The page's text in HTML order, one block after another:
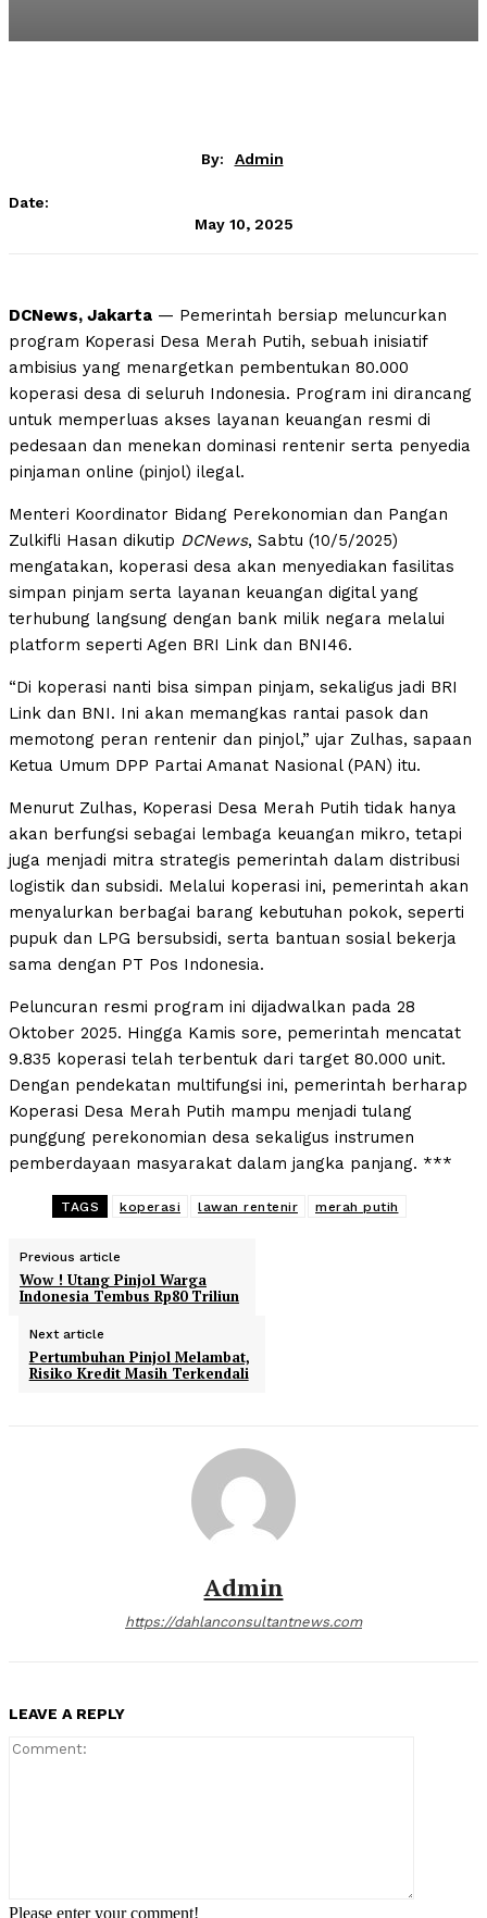
By: Admin
Date:
May 10, 2025
DCNews, Jakarta — Pemerintah bersiap meluncurkan
program Koperasi Desa Merah Putih, sebuah inisiatif
ambisius yang menargetkan pembentukan 80.000
koperasi desa di seluruh Indonesia. Program ini dirancang
untuk memperluas akses layanan keuangan resmi di
pedesaan dan menekan dominasi rentenir serta penyedia
pinjaman online (pinjol) ilegal.
Menteri Koordinator Bidang Perekonomian dan Pangan
Zulkifli Hasan dikutip DCNews, Sabtu (10/5/2025)
mengatakan, koperasi desa akan menyediakan fasilitas
simpan pinjam serta layanan keuangan digital yang
terhubung langsung dengan bank milik negara melalui
platform seperti Agen BRI Link dan BNI46.
“Di koperasi nanti bisa simpan pinjam, sekaligus jadi BRI
Link dan BNI. Ini akan memangkas rantai pasok dan
memotong peran rentenir dan pinjol,” ujar Zulhas, sapaan
Ketua Umum DPP Partai Amanat Nasional (PAN) itu.
Menurut Zulhas, Koperasi Desa Merah Putih tidak hanya
akan berfungsi sebagai lembaga keuangan mikro, tetapi
juga menjadi mitra strategis pemerintah dalam distribusi
logistik dan subsidi. Melalui koperasi ini, pemerintah akan
menyalurkan berbagai barang kebutuhan pokok, seperti
pupuk dan LPG bersubsidi, serta bantuan sosial bekerja
sama dengan PT Pos Indonesia.
Peluncuran resmi program ini dijadwalkan pada 28
Oktober 2025. Hingga Kamis sore, pemerintah mencatat
9.835 koperasi telah terbentuk dari target 80.000 unit.
Dengan pendekatan multifungsi ini, pemerintah berharap
Koperasi Desa Merah Putih mampu menjadi tulang
punggung perekonomian desa sekaligus instrumen
pemberdayaan masyarakat dalam jangka panjang. ***
TAGS koperasi lawan rentenir merah putih
Previous article
Wow ! Utang Pinjol Warga
Indonesia Tembus Rp80 Triliun
Next article
Pertumbuhan Pinjol Melambat,
Risiko Kredit Masih Terkendali
Admin
https://dahlanconsultantnews.com
LEAVE A REPLY
Please enter your comment!